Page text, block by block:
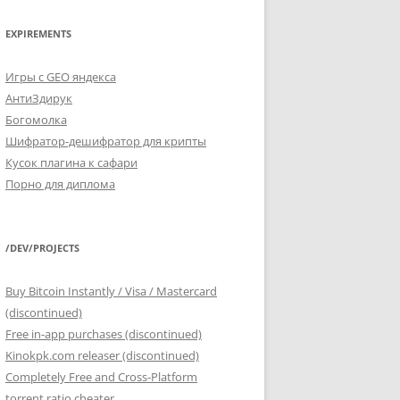
EXPIREMENTS
Игры с GEO яндекса
АнтиЗдирук
Богомолка
Шифратор-дешифратор для крипты
Кусок плагина к сафари
Порно для диплома
/DEV/PROJECTS
Buy Bitcoin Instantly / Visa / Mastercard
(discontinued)
Free in-app purchases (discontinued)
Kinokpk.com releaser (discontinued)
Completely Free and Cross-Platform